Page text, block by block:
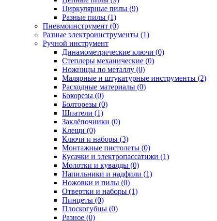
Циркулярные пилы (9)
Разные пилы (1)
Пневмоинструмент (0)
Разные электроинструменты (1)
Ручной инструмент
Динамометрические ключи (0)
Степлеры механические (0)
Ножницы по металлу (0)
Малярные и штукатурные инструменты (2)
Расходные материалы (0)
Бокорезы (0)
Болторезы (0)
Шпатели (1)
Заклёпочники (0)
Клещи (0)
Ключи и наборы (3)
Монтажные пистолеты (0)
Кусачки и электропассатижи (1)
Молотки и кувалды (0)
Напильники и надфили (1)
Ножовки и пилы (0)
Отвертки и наборы (1)
Пинцеты (0)
Плоскогубцы (0)
Разное (0)